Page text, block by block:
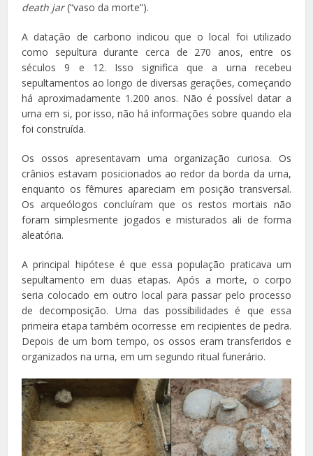
death jar(“vaso da morte”).
A datação de carbono indicou que o local foi utilizado
como sepultura durante cerca de 270 anos, entre os
séculos 9 e 12. Isso significa que a urna recebeu
sepultamentos ao longo de diversas gerações, começando
há aproximadamente 1.200 anos. Não é possível datar a
urna em si, por isso, não há informações sobre quando ela
foi construída.
Os ossos apresentavam uma organização curiosa. Os
crânios estavam posicionados ao redor da borda da urna,
enquanto os fêmures apareciam em posição transversal.
Os arqueólogos concluíram que os restos mortais não
foram simplesmente jogados e misturados ali de forma
aleatória.
A principal hipótese é que essa população praticava um
sepultamento em duas etapas. Após a morte, o corpo
seria colocado em outro local para passar pelo processo
de decomposição. Uma das possibilidades é que essa
primeira etapa também ocorresse em recipientes de pedra.
Depois de um bom tempo, os ossos eram transferidos e
organizados na urna, em um segundo ritual funerário.